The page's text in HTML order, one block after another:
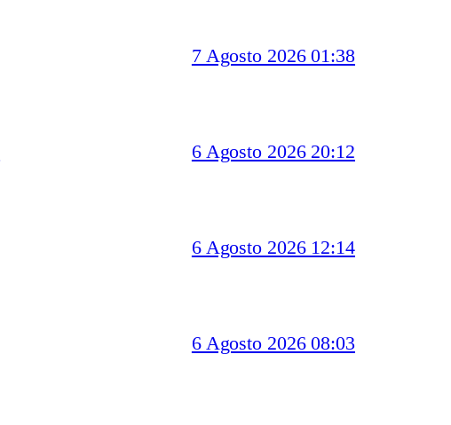
7 Agosto 2026 01:38
6 Agosto 2026 20:12
6 Agosto 2026 12:14
6 Agosto 2026 08:03